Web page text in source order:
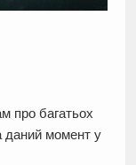
про багатьох
даний момент у